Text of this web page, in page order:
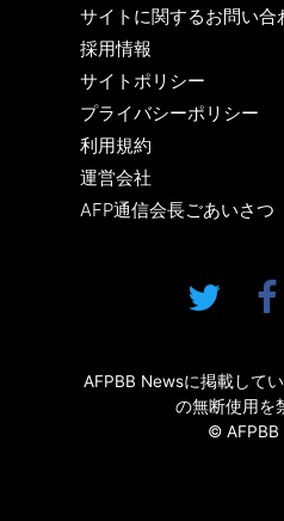
サイトに関するお問い合
採用情報
サイトポリシー
プライバシーポリシー
利用規約
運営会社
AFP通信会長ごあいさつ
AFPBB Newsに掲載して
の無断使用を
© AFPBB